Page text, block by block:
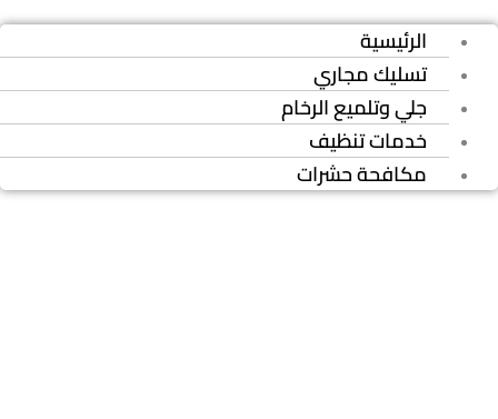
الرئيسية
تسليك مجاري
جلي وتلميع الرخام
خدمات تنظيف
مكافحة حشرات